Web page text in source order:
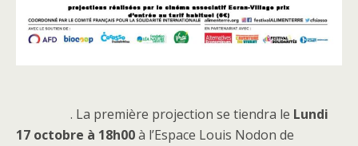
. La première projection se tiendra le Lundi
17 octobre à 18h00à l’Espace Louis Nodon de